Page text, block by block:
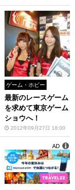
ゲーム・ホビー
最新のレースゲーム
を求めて東京ゲーム
ショウへ！
2012年09月27日 18:00
AD